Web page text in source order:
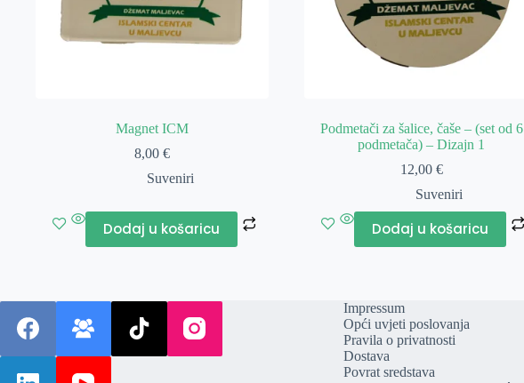
Magnet ICM
8,00€
Suveniri
Dodaj u košaricu
Podmetači za šalice, čaše – (set od 6
podmetača) – Dizajn 1
12,00 €
Suveniri
Dodaj u košaricu
Impressum
Opći uvjeti poslovanja
Pravila o privatnosti
Dostava
Povrat sredstava